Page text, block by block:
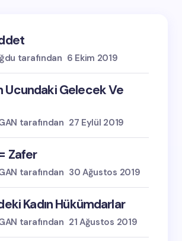
tarafından 6 Ekim 2019
Ucundaki Gelecek Ve
tarafından 27 Eylül 2019
Zafer
tarafından 30 Ağustos 2019
Kadın Hükümdarlar
tarafından 21 Ağustos 2019